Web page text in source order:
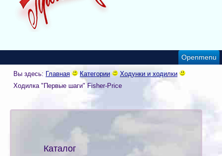
Openmenu
Вы здесь: Главная Категории
Ходунки и ходилки
Ходилка "Первые шаги" Fisher-Price
Каталог